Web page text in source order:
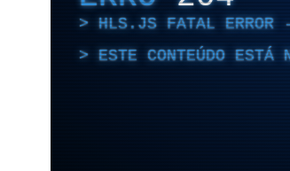
HLS.JS FATAL ERROR -
ESTE CONTEÚDO ESTÁ